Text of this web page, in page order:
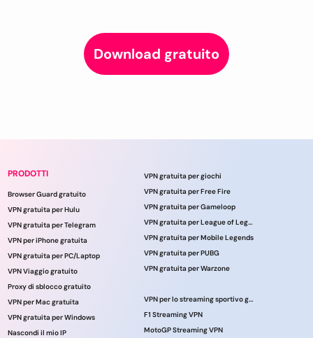
Download gratuito
PRODOTTI
Browser Guard gratuito
VPN gratuita per Hulu
VPN gratuita per Telegram
VPN per iPhone gratuita
VPN gratuita per PC/Laptop
VPN Viaggio gratuito
Proxy di sblocco gratuito
VPN per Mac gratuita
VPN gratuita per Windows
Nascondi il mio IP
VPN gratuita per giochi
VPN gratuita per Free Fire
VPN gratuita per Gameloop
VPN gratuita per League of Legends
VPN gratuita per Mobile Legends
VPN gratuita per PUBG
VPN gratuita per Warzone
VPN per lo streaming sportivo gratuito
F1 Streaming VPN
MotoGP Streaming VPN